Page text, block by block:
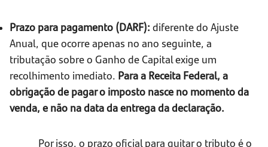
Prazo para pagamento (DARF): diferente do Ajuste
Anual, que ocorre apenas no ano seguinte, a
tributação sobre o Ganho de Capital exige um
recolhimento imediato. Para a Receita Federal, a
obrigação de pagar o imposto nasce no momento da
venda, e não na data da entrega da declaração.
Por isso, o prazo oficial para quitar o tributo é o